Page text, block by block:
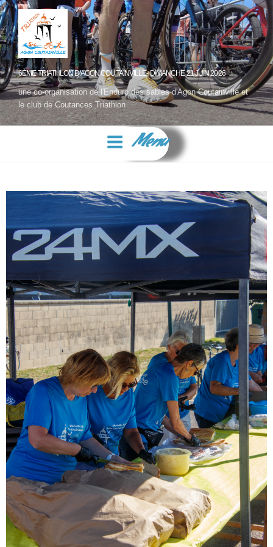
6ÈME TRIATHLON D'AGON COUTAINVILLE- DIMANCHE 21 JUIN 2026
une co-organisation de l'Enduro des sables d'Agon Coutainville et
le club de Coutances Triathlon
Menu